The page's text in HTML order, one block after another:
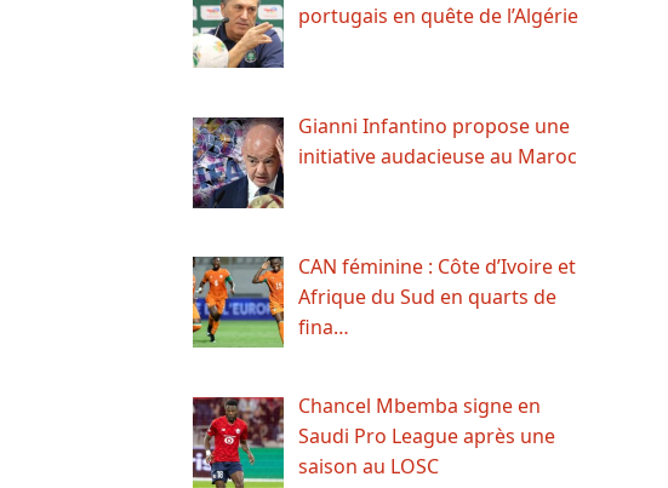
portugais en quête de l’Algérie
Gianni Infantino propose une
initiative audacieuse au Maroc
CAN féminine : Côte d’Ivoire et
Afrique du Sud en quarts de
fina…
Chancel Mbemba signe en
Saudi Pro League après une
saison au LOSC